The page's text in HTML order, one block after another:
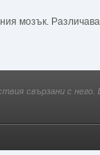
мозък.
свързани с